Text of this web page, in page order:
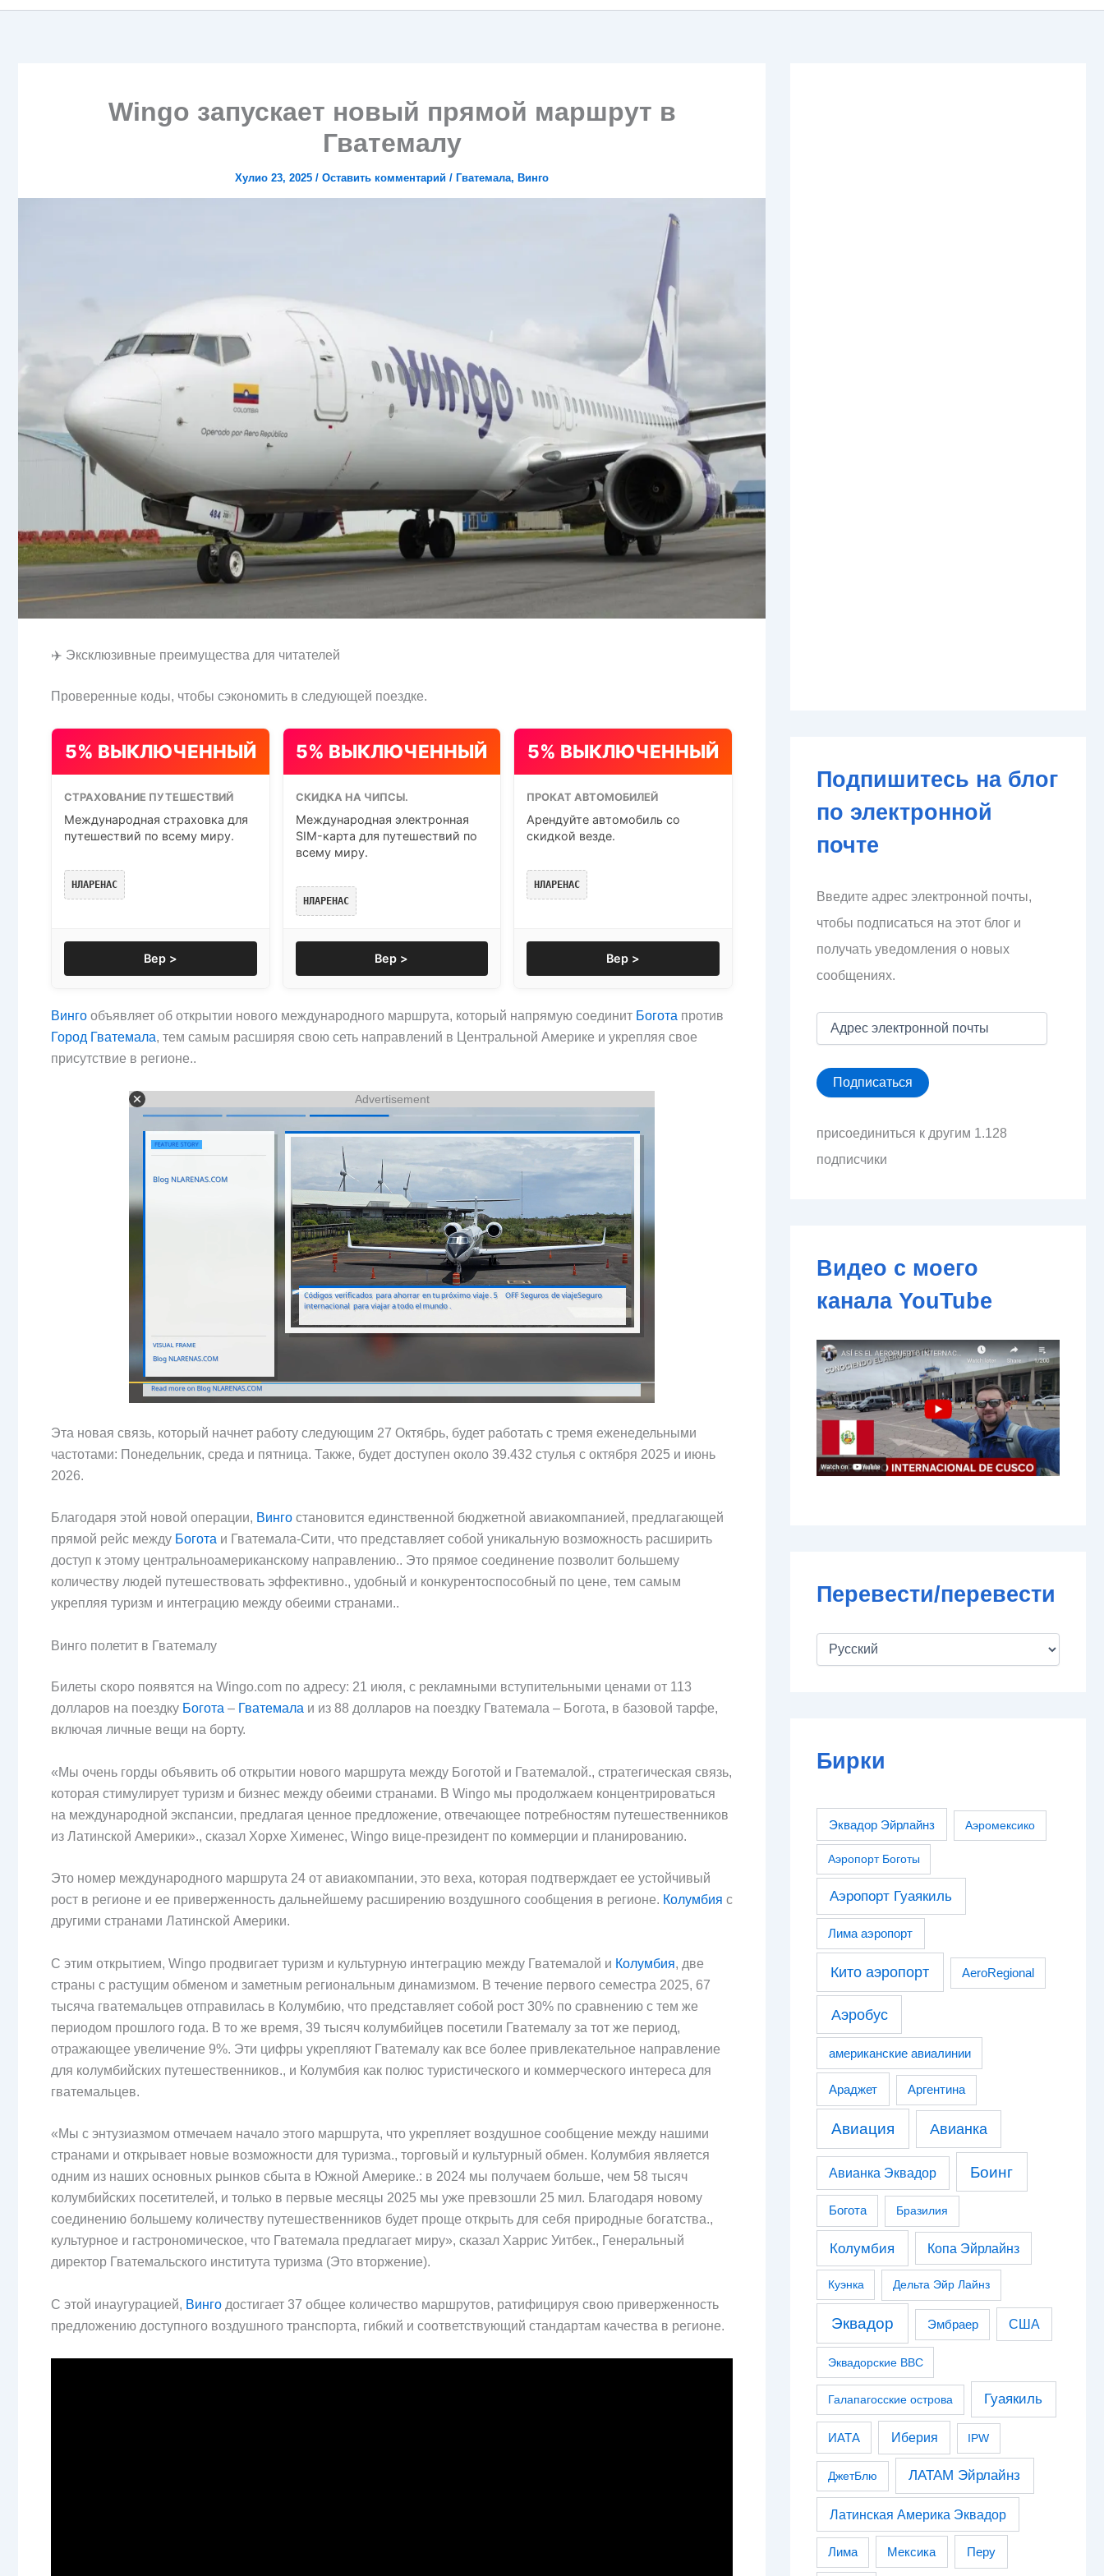
Wingo запускает новый прямой маршрут в
Гватемалу
Хулио 23, 2025 / Оставить комментарий / Гватемала, Винго
✈️ Эксклюзивные преимущества для читателей
Проверенные коды, чтобы сэкономить в следующей поездке.
5% ВЫКЛЮЧЕННЫЙ
СТРАХОВАНИЕ ПУТЕШЕСТВИЙ
Международная страховка для
путешествий по всему миру.
НЛАРЕНАС
Вер >
5% ВЫКЛЮЧЕННЫЙ
СКИДКА НА ЧИПСЫ.
Международная электронная
SIM-карта для путешествий по
всему миру.
НЛАРЕНАС
Вер >
5% ВЫКЛЮЧЕННЫЙ
ПРОКАТ АВТОМОБИЛЕЙ
Арендуйте автомобиль со
скидкой везде.
НЛАРЕНАС
Вер >
Винго объявляет об открытии нового международного маршрута, который напрямую соединит Богота против
Город Гватемала, тем самым расширяя свою сеть направлений в Центральной Америке и укрепляя свое
присутствие в регионе..
Advertisement
Эта новая связь, который начнет работу следующим 27 Октябрь, будет работать с тремя еженедельными
частотами: Понедельник, среда и пятница. Также, будет доступен около 39.432 стулья с октября 2025 и июнь
2026.
Благодаря этой новой операции, Винго становится единственной бюджетной авиакомпанией, предлагающей
прямой рейс между Богота и Гватемала-Сити, что представляет собой уникальную возможность расширить
доступ к этому центральноамериканскому направлению.. Это прямое соединение позволит большему
количеству людей путешествовать эффективно., удобный и конкурентоспособный по цене, тем самым
укрепляя туризм и интеграцию между обеими странами..
Винго полетит в Гватемалу
Билеты скоро появятся на Wingo.com по адресу: 21 июля, с рекламными вступительными ценами от 113
долларов на поездку Богота – Гватемала и из 88 долларов на поездку Гватемала – Богота, в базовой тарфе,
включая личные вещи на борту.
«Мы очень горды объявить об открытии нового маршрута между Боготой и Гватемалой., стратегическая связь,
которая стимулирует туризм и бизнес между обеими странами. В Wingo мы продолжаем концентрироваться
на международной экспансии, предлагая ценное предложение, отвечающее потребностям путешественников
из Латинской Америки»., сказал Хорхе Хименес, Wingo вице-президент по коммерции и планированию.
Это номер международного маршрута 24 от авиакомпании, это веха, которая подтверждает ее устойчивый
рост в регионе и ее приверженность дальнейшему расширению воздушного сообщения в регионе. Колумбия с
другими странами Латинской Америки.
С этим открытием, Wingo продвигает туризм и культурную интеграцию между Гватемалой и Колумбия, две
страны с растущим обменом и заметным региональным динамизмом. В течение первого семестра 2025, 67
тысяча гватемальцев отправилась в Колумбию, что представляет собой рост 30% по сравнению с тем же
периодом прошлого года. В то же время, 39 тысяч колумбийцев посетили Гватемалу за тот же период,
отражающее увеличение 9%. Эти цифры укрепляют Гватемалу как все более привлекательное направление
для колумбийских путешественников., и Колумбия как полюс туристического и коммерческого интереса для
гватемальцев.
«Мы с энтузиазмом отмечаем начало этого маршрута, что укрепляет воздушное сообщение между нашими
странами и открывает новые возможности для туризма., торговый и культурный обмен. Колумбия является
одним из наших основных рынков сбыта в Южной Америке.: в 2024 мы получаем больше, чем 58 тысяч
колумбийских посетителей, и только в первые месяцы 2025 мы уже превзошли 25 мил. Благодаря новому
соединению большему количеству путешественников будет проще открыть для себя природные богатства.,
культурное и гастрономическое, что Гватемала предлагает миру», сказал Харрис Уитбек., Генеральный
директор Гватемальского института туризма (Это вторжение).
С этой инаугурацией, Винго достигает 37 общее количество маршрутов, ратифицируя свою приверженность
предложению доступного воздушного транспорта, гибкий и соответствующий стандартам качества в регионе.
Подпишитесь на блог
по электронной
почте
Введите адрес электронной почты,
чтобы подписаться на этот блог и
получать уведомления о новых
сообщениях.
е
с
е
т
й
о
ы
Подписаться
присоединиться к другим 1.128
подписчики
Видео с моего
канала YouTube
Перевести/перевести
Бирки
Эквадор Эйрлайнз Аэромексико
Аэропорт Боготы
Аэропорт Гуаякиль
Лима аэропорт
Кито аэропорт AeroRegional
Аэробус
американские авиалинии
Араджет Аргентина
Авиация Авианка
Авианка Эквадор Боинг
Богота Бразилия
Колумбия Копа Эйрлайнз
Куэнка Дельта Эйр Лайнз
Эквадор Эмбраер США
Эквадорские ВВС
Галапагосские острова Гуаякиль
ИАТА Иберия IPW
ДжетБлю ЛАТАМ Эйрлайнз
Латинская Америка Эквадор
Лима Мексика Перу